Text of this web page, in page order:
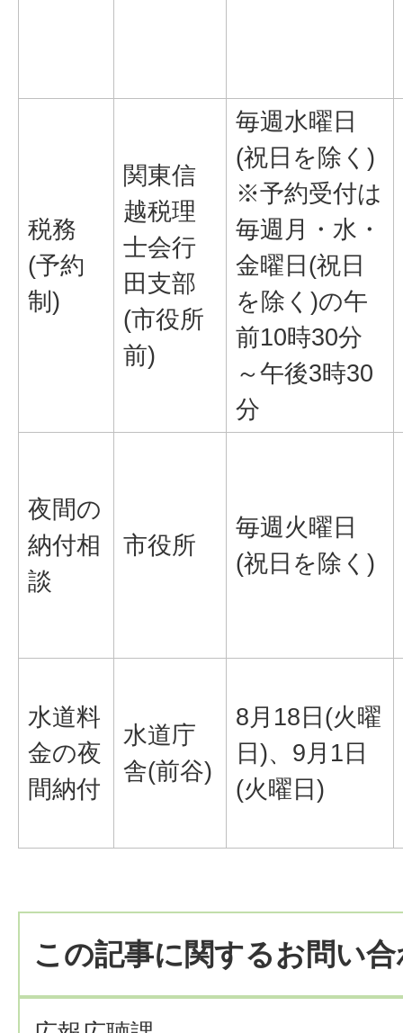
税務
(予約
制)
関東信
越税理
士会行
田支部
(市役所
前)
毎週水曜日
(祝日を除く)
※予約受付は
毎週月・水・
金曜日(祝日
を除く)の午
前10時30分
～午後3時30
分
夜間の
納付相
談
市役所
毎週火曜日
(祝日を除く)
水道料
金の夜
間納付
水道庁
舎(前谷)
8月18日(火曜
日)、9月1日
(火曜日)
この記事に関するお問い